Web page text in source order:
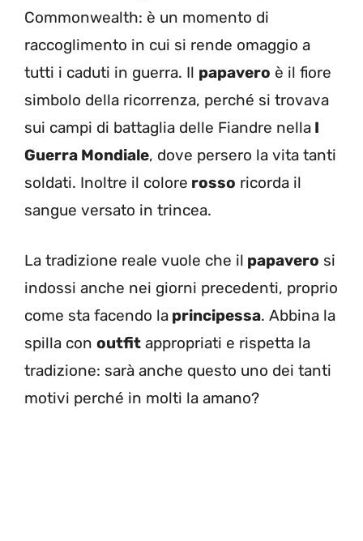
Commonwealth: è un momento di
raccoglimento in cui si rende omaggio a
tutti i caduti in guerra. Il papavero è il fiore
simbolo della ricorrenza, perché si trovava
sui campi di battaglia delle Fiandre nella I
Guerra Mondiale, dove persero la vita tanti
soldati. Inoltre il colore rosso ricorda il
sangue versato in trincea.
La tradizione reale vuole che il papavero si
indossi anche nei giorni precedenti, proprio
come sta facendo la principessa. Abbina la
spilla con outfit appropriati e rispetta la
tradizione: sarà anche questo uno dei tanti
motivi perché in molti la amano?